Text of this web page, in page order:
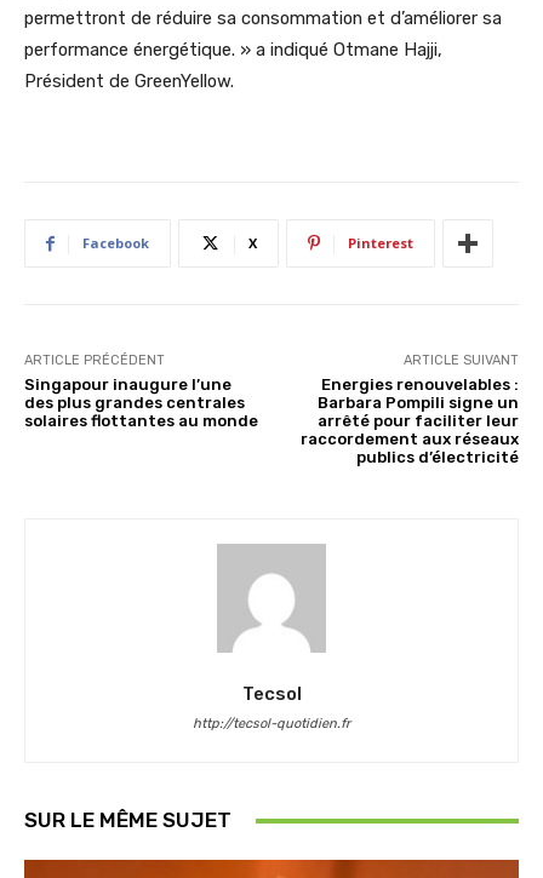
permettront de réduire sa consommation et d’améliorer sa
performance énergétique. » a indiqué Otmane Hajji,
Président de GreenYellow.
Facebook X Pinterest
ARTICLE PRÉCÉDENT
Singapour inaugure l’une
des plus grandes centrales
solaires flottantes au monde
ARTICLE SUIVANT
Energies renouvelables :
Barbara Pompili signe un
arrêté pour faciliter leur
raccordement aux réseaux
publics d’électricité
Tecsol
http://tecsol-quotidien.fr
SUR LE MÊME SUJET